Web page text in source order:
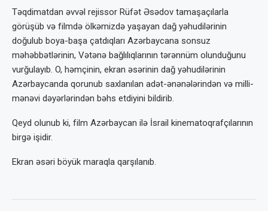
Təqdimatdan əvvəl rejissor Rüfət Əsədov tamaşaçılarla
görüşüb və filmdə ölkəmizdə yaşayan dağ yəhudilərinin
doğulub boya-başa çatdıqları Azərbaycana sonsuz
məhəbbətlərinin, Vətənə bağlılıqlarının tərənnüm olunduğunu
vurğulayıb. O, həmçinin, ekran əsərinin dağ yəhudilərinin
Azərbaycanda qorunub saxlanılan adət-ənənələrindən və milli-
mənəvi dəyərlərindən bəhs etdiyini bildirib.
Qeyd olunub ki, film Azərbaycan ilə İsrail kinematoqrafçılarının
birgə işidir.
Ekran əsəri böyük maraqla qarşılanıb.